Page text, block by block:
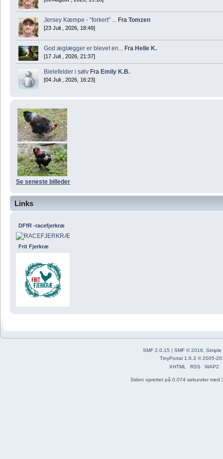
Jersey Kæmpe - “forkert” ... Fra Tomzen
[23 Juli , 2026, 18:49]
God æglægger er blevet en... Fra Helle K.
[17 Juli , 2026, 21:37]
Bielefelder i sølv Fra Emily K.B.
[04 Juli , 2026, 16:23]
Se seneste billeder
Links
DFfR -racefjerkræ
Frit Fjerkræ
SMF 2.0.15 | SMF © 2016
Simple
TinyPortal 1.6.3 ©2005-
XHTML
RSS WAP2
Siden oprettet på 0.074 sekunder med